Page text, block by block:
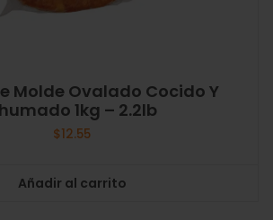
Molde Ovalado Cocido Y
1kg – 2.2lb
$12.55
Añadir al carrito